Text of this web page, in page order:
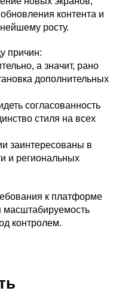
контента и
росту.
причин:
а значит, рано
дополнительных
согласованность
стиля на всех
заинтересованы в
и региональных
к платформе
масштабируемость
контролем.